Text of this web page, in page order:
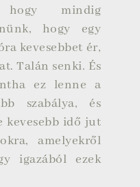
mindig
hogy egy
kevesebbet ér,
Talán senki. És
ez lenne a
szabálya, és
kevesebb idő jut
amelyekről
igazából ezek